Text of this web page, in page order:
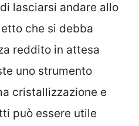
lasciarsi andare allo
che si debba
reddito in attesa
uno strumento
cristallizzazione e
può essere utile